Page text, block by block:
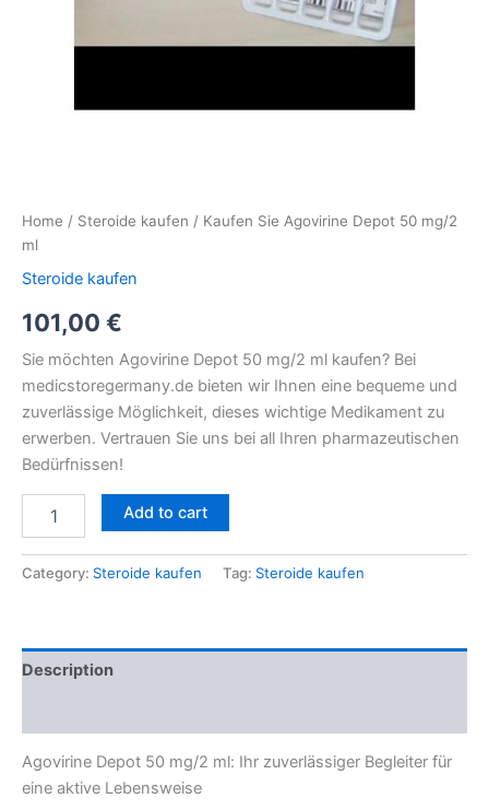
Home / Steroide kaufen / Kaufen Sie Agovirine Depot 50 mg/2
ml
Steroide kaufen
101,00 €
Sie möchten Agovirine Depot 50 mg/2 ml kaufen? Bei
medicstoregermany.de bieten wir Ihnen eine bequeme und
zuverlässige Möglichkeit, dieses wichtige Medikament zu
erwerben. Vertrauen Sie uns bei all Ihren pharmazeutischen
Bedürfnissen!
Add to cart
Category: Steroide kaufen Tag: Steroide kaufen
Description
Agovirine Depot 50 mg/2 ml: Ihr zuverlässiger Begleiter für
eine aktive Lebensweise